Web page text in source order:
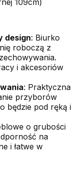
design: Biurko
roboczą z
i akcesoriów
: Praktyczna
przyborów
będzie pod ręką i
o grubości
na
i łatwe w